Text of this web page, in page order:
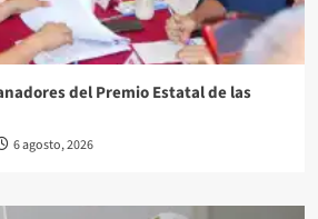
del Premio Estatal de las
6 agosto, 2026